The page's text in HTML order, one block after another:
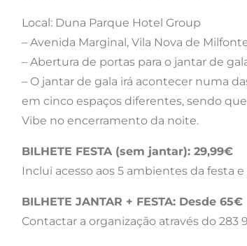
Local: Duna Parque Hotel Group
– Avenida Marginal, Vila Nova de
– Abertura de portas para o jantar de
– O jantar de gala irá acontecer numa
em cinco espaços diferentes, sendo
Vibe no encerramento da noite.
BILHETE FESTA (sem jantar): 29,99€
Inclui acesso aos 5 ambientes da festa
BILHETE JANTAR + FESTA: Desde 65€
Contactar a organização através do 283